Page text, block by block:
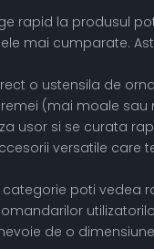
rapid la produsul
mai cumparate.
o ustensila de
(mai moale sau
usor si se curata
versatile care
poti vedea
de o